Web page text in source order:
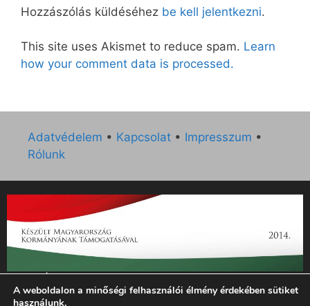
Hozzászólás küldéséhez be kell jelentkezni.
This site uses Akismet to reduce spam. Learn
how your comment data is processed.
Adatvédelem • Kapcsolat • Impresszum •
Rólunk
„Az Új Ember katolikus hetilap 2014. évi működésének
támogatását az EGYH-KCP-14-P-0121 sz. támogatási
A weboldalon a minőségi felhasználói élmény érdekében sütiket
használunk.